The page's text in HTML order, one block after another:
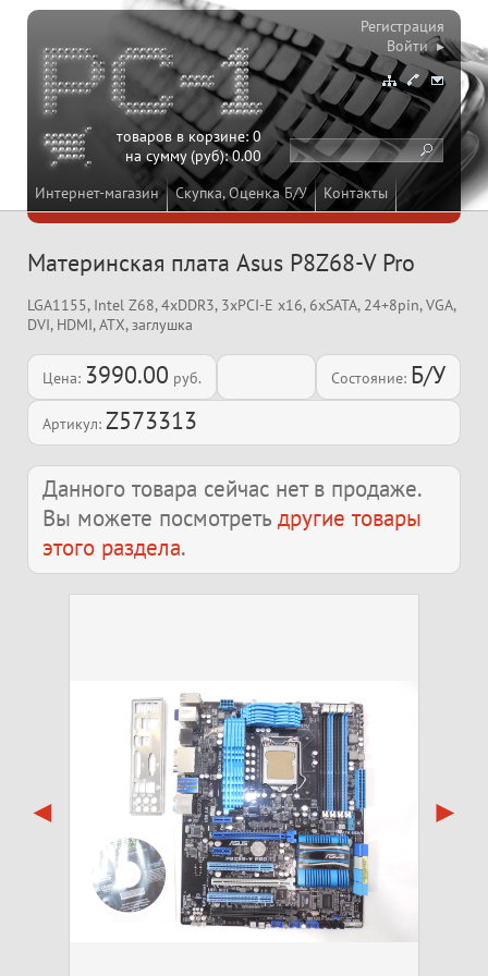
Интернет-магазин Скупка, Оценка Б/У Контакты
товаров в корзине:0
на сумму (руб):0.00
Регистрация
Войти ▸
Материнская плата Asus P8Z68-V Pro
LGA1155, Intel Z68, 4xDDR3, 3xPCI-E x16, 6xSATA, 24+8pin, VGA,
DVI, HDMI, ATX, заглушка
Цена: 3990.00 руб. Состояние: Б/У
Артикул: Z573313
Данного товара сейчас нет в продаже.
Вы можете посмотреть другие товары
этого раздела.